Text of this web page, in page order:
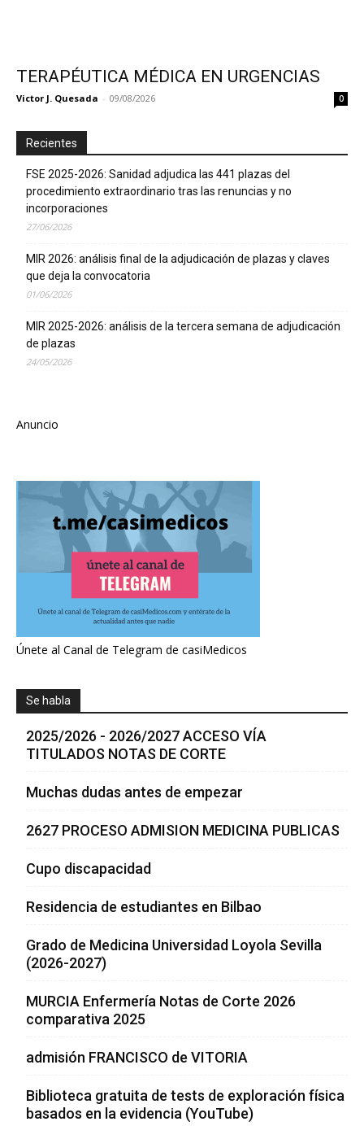
TERAPÉUTICA MÉDICA EN URGENCIAS
Victor J. Quesada - 09/08/2026 0
Recientes
FSE 2025-2026: Sanidad adjudica las 441 plazas del
procedimiento extraordinario tras las renuncias y no
incorporaciones
27/06/2026
MIR 2026: análisis final de la adjudicación de plazas y claves
que deja la convocatoria
01/06/2026
MIR 2025-2026: análisis de la tercera semana de adjudicación
de plazas
24/05/2026
Anuncio
Únete al Canal de Telegram de casiMedicos
Se habla
2025/2026 - 2026/2027 ACCESO VÍA
TITULADOS NOTAS DE CORTE
Muchas dudas antes de empezar
2627 PROCESO ADMISION MEDICINA PUBLICAS
Cupo discapacidad
Residencia de estudiantes en Bilbao
Grado de Medicina Universidad Loyola Sevilla
(2026-2027)
MURCIA Enfermería Notas de Corte 2026
comparativa 2025
admisión FRANCISCO de VITORIA
Biblioteca gratuita de tests de exploración física
basados en la evidencia (YouTube)